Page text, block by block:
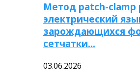
Метод patch-clamp
электрический
зарождающихся
сетчатки…
03.06.2026